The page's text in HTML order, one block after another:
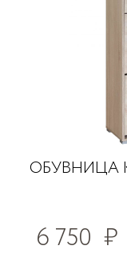
ОБУВНИЦА
6 750 ₽